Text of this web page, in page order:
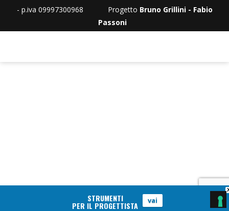
- p.iva 09997300968 Progetto Bruno Grillini - Fabio
Passoni
STRUMENTI
PER IL PROGETTISTA vai